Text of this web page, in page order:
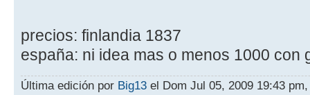
precios: finlandia 1837
españa: ni idea mas o menos 1000 con
Última edición por Big13 el Dom Jul 05, 2009 19:43